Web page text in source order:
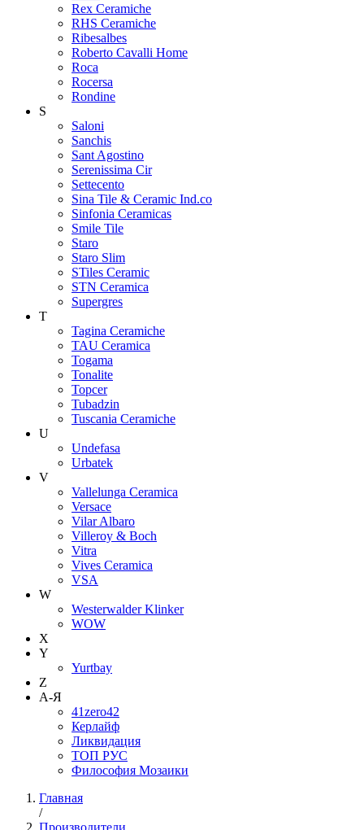
Rex Ceramiche
RHS Ceramiche
Ribesalbes
Roberto Cavalli Home
Roca
Rocersa
Rondine
S
Saloni
Sanchis
Sant Agostino
Serenissima Cir
Settecento
Sina Tile & Ceramic Ind.co
Sinfonia Ceramicas
Smile Tile
Staro
Staro Slim
STiles Ceramic
STN Ceramica
Supergres
T
Tagina Ceramiche
TAU Ceramica
Togama
Tonalite
Topcer
Tubadzin
Tuscania Ceramiche
U
Undefasa
Urbatek
V
Vallelunga Ceramica
Versace
Vilar Albaro
Villeroy & Boch
Vitra
Vives Ceramica
VSA
W
Westerwalder Klinker
WOW
X
Y
Yurtbay
Z
А-Я
41zero42
Керлайф
Ликвидация
ТОП РУС
Философия Мозаики
Главная
/
Производители